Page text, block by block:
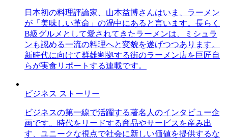
日本初の料理評論家、山本益博さんはいま、ラーメン
が「美味しい革命」の渦中にあると言います。長らく
B級グルメとして愛されてきたラーメンは、ミシュラ
ンも認める一流の料理へと変貌を遂げつつあります。
新時代に向けて群雄割拠する街のラーメン店を巨匠自
らが実食リポートする連載です。
ビジネス ストーリー
ビジネスの第一線で活躍する著名人のインタビュー企
画です。時代をリードする商品やサービスを産み出
す、ユニークな視点で社会に新しい価値を提供するな